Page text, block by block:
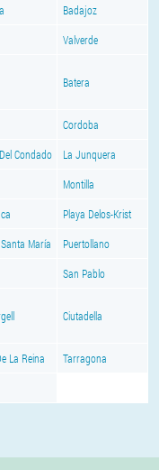
Badajoz
Valverde
Batera
Cordoba
Condado La Junquera
Montilla
Playa Delos-Krist
María Puertollano
San Pablo
Ciutadella
La Reina Tarragona